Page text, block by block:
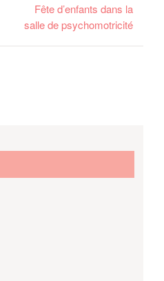
Fête d’enfants dans la
salle de psychomotricité